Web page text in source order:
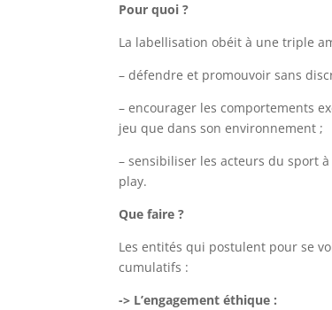
Pour quoi ?
La labellisation obéit à une triple
– défendre et promouvoir sans
– encourager les comportements
jeu que dans son environnement ;
– sensibiliser les acteurs du sport
play.
Que faire ?
Les entités qui postulent pour se
cumulatifs :
-> L’engagement éthique :